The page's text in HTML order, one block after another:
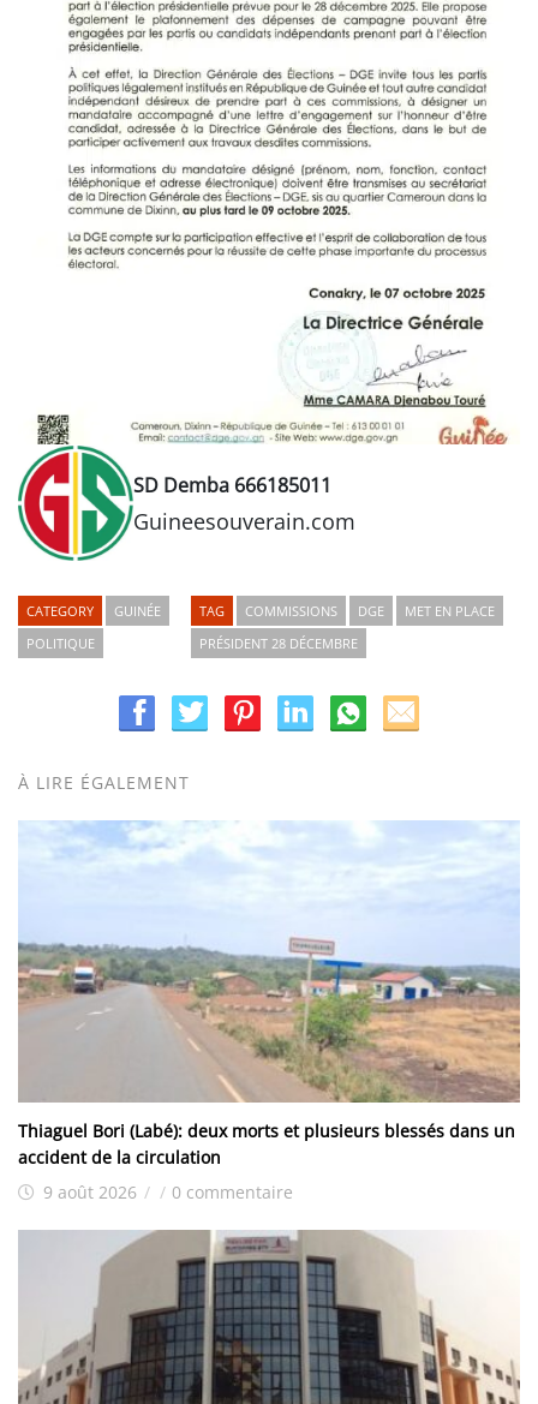
SD Demba 666185011
Guineesouverain.com
CATEGORY
GUINÉE
POLITIQUE
TAG COMMISSIONS DGE
MET EN PLACE
PRÉSIDENT 28 DÉCEMBRE
À LIRE ÉGALEMENT
Thiaguel Bori (Labé): deux morts et plusieurs blessés dans un
accident de la circulation
9 août 2026 / / 0 commentaire